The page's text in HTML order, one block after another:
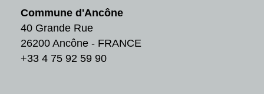
Commune d'Ancône
40 Grande Rue
26200 Ancône - FRANCE
+33 4 75 92 59 90